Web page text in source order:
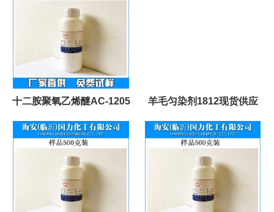
十二胺聚氧乙烯醚AC-1205 羊毛匀染剂1812现货供应